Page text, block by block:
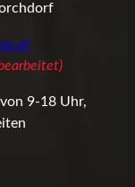
9-18 Uhr,